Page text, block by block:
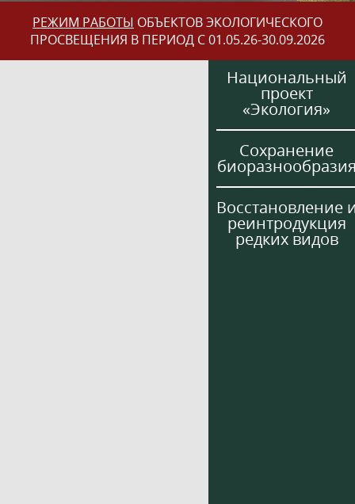
РЕЖИМ РАБОТЫ ОБЪЕКТОВ ЭКОЛОГИЧЕСКОГО
ПРОСВЕЩЕНИЯ В ПЕРИОД С 01.05.26-30.09.2026
Национальный
проект
«Экология»
Сохранение
Восстановление
реинтродукция
редких видов